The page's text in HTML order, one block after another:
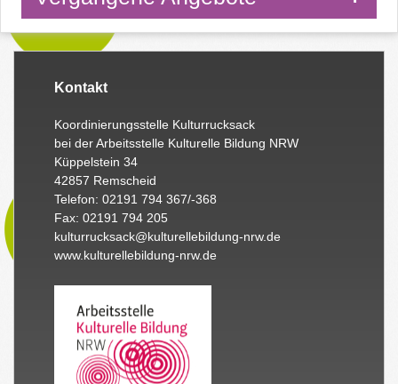
Kontakt
Koordinierungsstelle Kulturrucksack
bei der Arbeitsstelle Kulturelle Bildung NRW
Küppelstein 34
42857 Remscheid
Telefon: 02191 794 367/-368
Fax: 02191 794 205
kulturrucksack@kulturellebildung-nrw.de
www.kulturellebildung-nrw.de